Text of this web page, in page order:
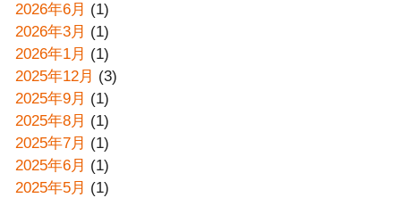
2026年6月 (1)
2026年3月 (1)
2026年1月 (1)
2025年12月 (3)
2025年9月 (1)
2025年8月 (1)
2025年7月 (1)
2025年6月 (1)
2025年5月 (1)